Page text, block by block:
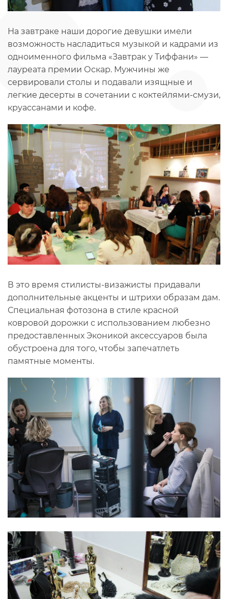
На завтраке наши дорогие девушки имели
возможность насладиться музыкой и кадрами из
одноименного фильма «Завтрак у Тиффани» —
лауреата премии Оскар. Мужчины же
сервировали столы и подавали изящные и
легкие десерты в сочетании с коктейлями-смузи,
круассанами и кофе.
В это время стилисты-визажисты придавали
дополнительные акценты и штрихи образам дам.
Специальная фотозона в стиле красной
ковровой дорожки с использованием любезно
предоставленных Эконикой аксессуаров была
обустроена для того, чтобы запечатлеть
памятные моменты.